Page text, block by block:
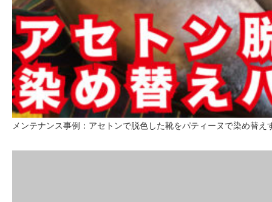
メンテナンス事例：アセトンで脱色した靴をパティーヌで染め替え